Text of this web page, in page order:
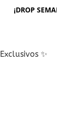
¡DROP
Exclusivos ✨